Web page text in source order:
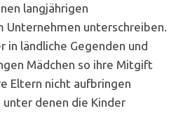
langjährigen
unterschreiben.
in ländliche Gegenden und
Mädchen so ihre Mitgift
Eltern nicht aufbringen
unter denen die Kinder